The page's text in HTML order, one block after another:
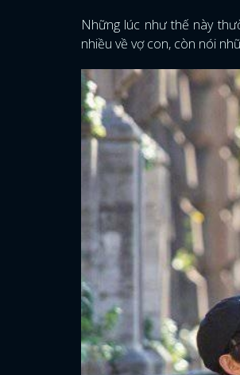
Những lúc như thế này
nhiều về vợ con, còn nói